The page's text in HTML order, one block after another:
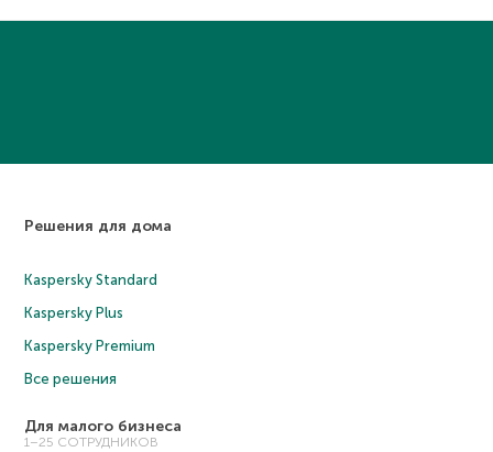
Решения для дома
Kaspersky Standard
Kaspersky Plus
Kaspersky Premium
Все решения
Для малого бизнеса
1–25 СОТРУДНИКОВ